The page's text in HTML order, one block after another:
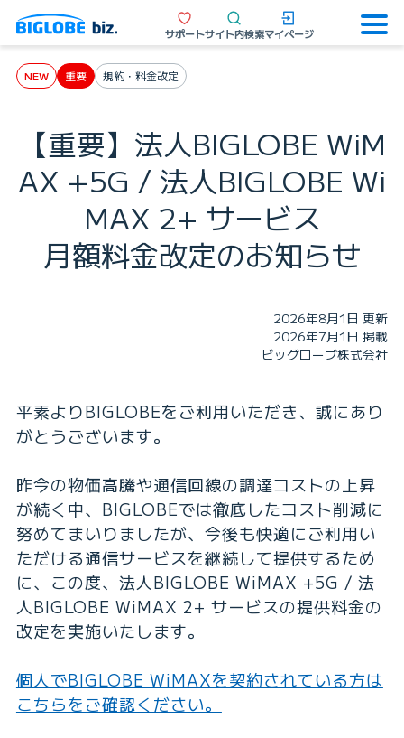
サポートサイト内検索マイページ
NEW 重要 規約・料金改定
【重要】法人BIGLOBE WiM
AX +5G / 法人BIGLOBE Wi
MAX 2+ サービス
月額料金改定のお知らせ
2026年8月1日 更新
2026年7月1日 掲載
ビッグローブ株式会社
平素よりBIGLOBEをご利用いただき、誠にあり
がとうございます。
昨今の物価高騰や通信回線の調達コストの上昇
が続く中、BIGLOBEでは徹底したコスト削減に
努めてまいりましたが、今後も快適にご利用い
ただける通信サービスを継続して提供するため
に、この度、法人BIGLOBE WiMAX +5G / 法
人BIGLOBE WiMAX 2+ サービスの提供料金の
改定を実施いたします。
個人でBIGLOBE WiMAXを契約されている方は
こちらをご確認ください。